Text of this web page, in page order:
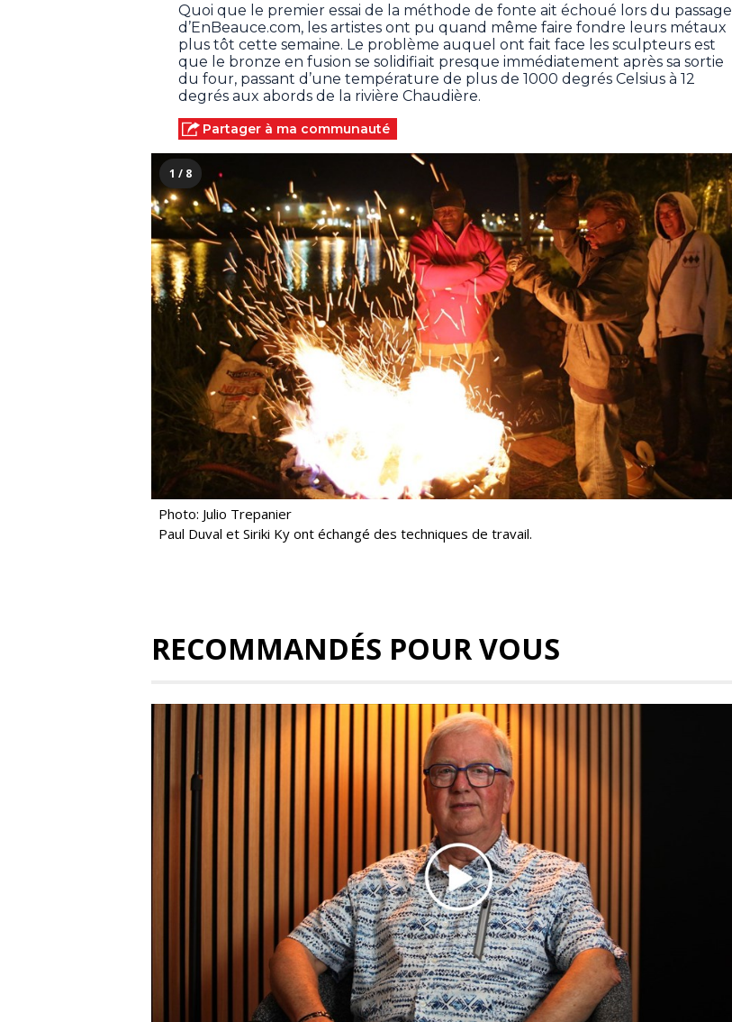
Quoi que le premier essai de la méthode de fonte ait échoué lors du passage
d’EnBeauce.com, les artistes ont pu quand même faire fondre leurs métaux
plus tôt cette semaine. Le problème auquel ont fait face les sculpteurs est
que le bronze en fusion se solidifiait presque immédiatement après sa sortie
du four, passant d’une température de plus de 1000 degrés Celsius à 12
degrés aux abords de la rivière Chaudière.
Partager à ma communauté
1 / 8
Photo: Julio Trepanier
Paul Duval et Siriki Ky ont échangé des techniques de travail.
RECOMMANDÉS POUR VOUS